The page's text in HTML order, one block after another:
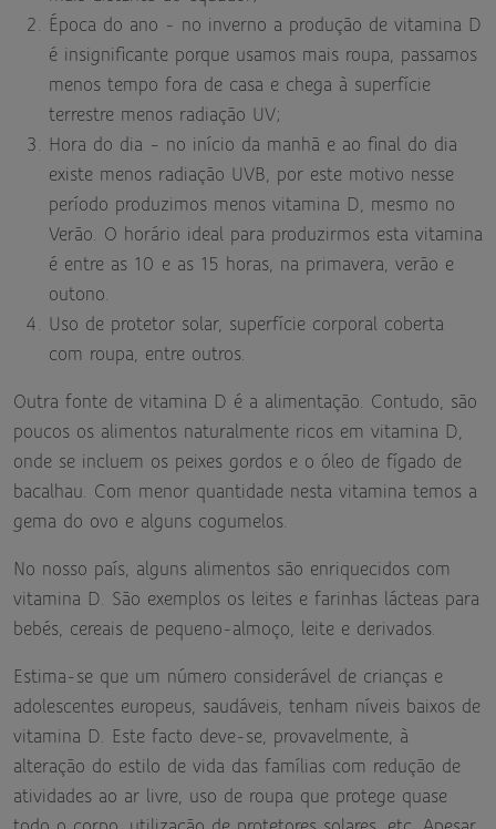
Época do ano - no inverno a produção de vitamina D
é insignificante porque usamos mais roupa, passamos
menos tempo fora de casa e chega à superfície
terrestre menos radiação UV;
Hora do dia – no início da manhã e ao final do dia
existe menos radiação UVB, por este motivo nesse
período produzimos menos vitamina D, mesmo no
Verão. O horário ideal para produzirmos esta vitamina
é entre as 10 e as 15 horas, na primavera, verão e
outono.
Uso de protetor solar, superfície corporal coberta
com roupa, entre outros.
Outra fonte de vitamina D é a alimentação. Contudo, são
poucos os alimentos naturalmente ricos em vitamina D,
onde se incluem os peixes gordos e o óleo de fígado de
bacalhau. Com menor quantidade nesta vitamina temos a
gema do ovo e alguns cogumelos.
No nosso país, alguns alimentos são enriquecidos com
vitamina D. São exemplos os leites e farinhas lácteas para
bebés, cereais de pequeno-almoço, leite e derivados.
Estima-se que um número considerável de crianças e
adolescentes europeus, saudáveis, tenham níveis baixos de
vitamina D. Este facto deve-se, provavelmente, à
alteração do estilo de vida das famílias com redução de
atividades ao ar livre, uso de roupa que protege quase